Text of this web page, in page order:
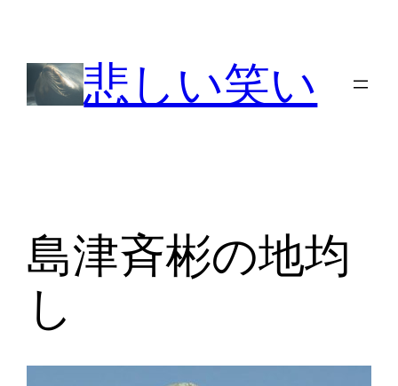
悲しい笑い
島津斉彬の地均
し